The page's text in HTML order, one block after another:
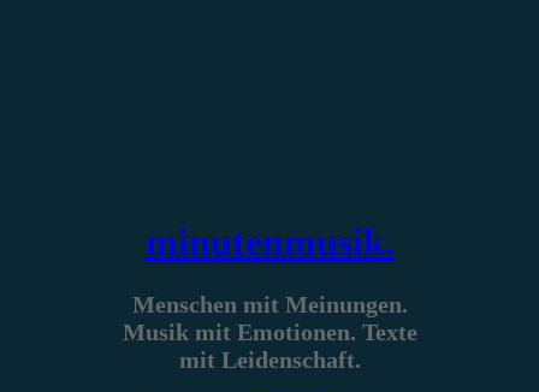
minutenmusik.
Menschen mit Meinungen.
Musik mit Emotionen. Texte
mit Leidenschaft.